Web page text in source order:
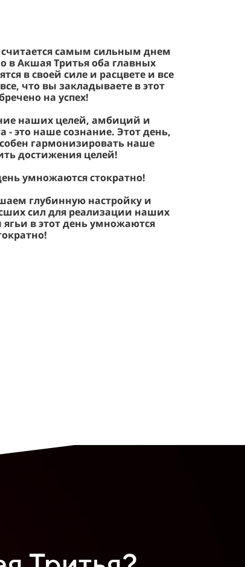
считается самым сильным днем
в Акшая Тритья оба главных
в своей силе и расцвете и все
что вы закладываете в этот
на успех!
наших целей, амбиций и
это наше сознание. Этот день,
гармонизировать наше
достижения целей!
умножаются стократно!
глубинную настройку и
сил для реализации наших
в этот день умножаются